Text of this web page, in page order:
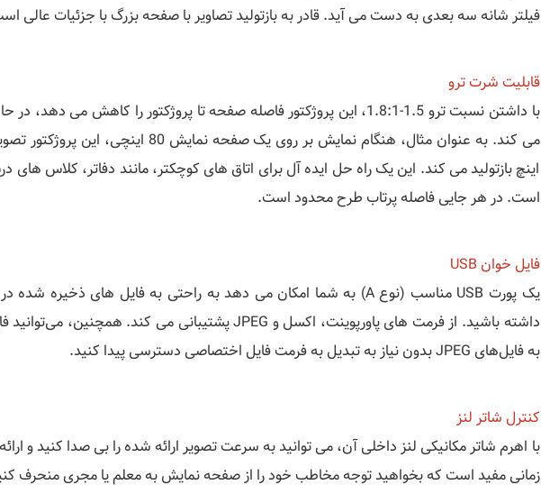
فیلتر شانه سه بعدی به دست می آید. قادر به بازتولید تصاویر با صفحه بزرگ با جزئیات عالی
قابلیت شرت ترو
اینچ بازتولید می کند. این یک راه حل ایده آل برای اتاق های کوچکتر، مانند دفاتر، کلاس
است. در هر جایی فاصله پرتاب طرح محدود است.
فایل خوان USB
به فایل‌های JPEG بدون نیاز به تبدیل به فرمت فایل اختصاصی دسترسی پیدا کنید.
کنترل شاتر لنز
با اهرم شاتر مکانیکی لنز داخلی آن، می توانید به سرعت تصویر ارائه شده را بی صدا کنید و
زمانی مفید است که بخواهید توجه مخاطب خود را از صفحه نمایش به معلم یا مجری منحرف